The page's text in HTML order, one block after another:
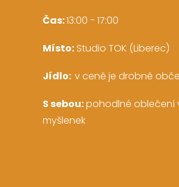
Čas:13:00 - 17:00
Místo: Studio TOK (Liberec)
Jídlo: v ceně je drobné
S sebou:pohodlné oblečení
myšlenek